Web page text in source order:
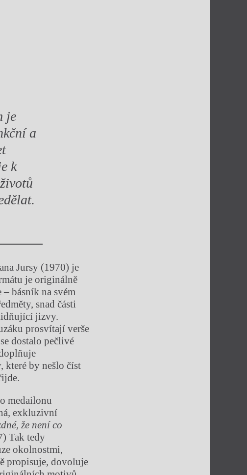
je
a
k
Jursy (1970) je
je originálně
básník na svém
snad části
jizvy.
prosvítají verše
dostalo pečlivé
které by nešlo číst
medailonu
exkluzivní
že není co
Tak tedy
okolnostmi,
propisuje, dovoluje